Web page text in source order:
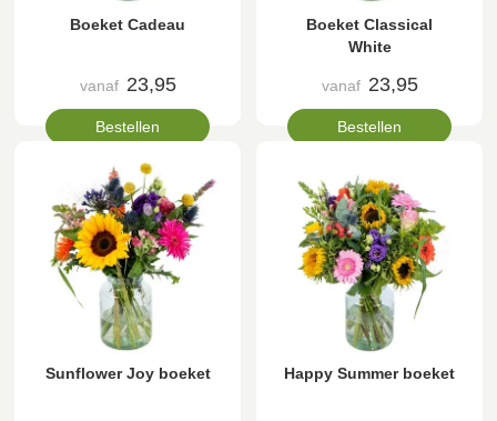
Boeket Cadeau
vanaf 23,95
Bestellen
Boeket Classical
White
vanaf 23,95
Bestellen
Sunflower Joy boeket Happy Summer boeket